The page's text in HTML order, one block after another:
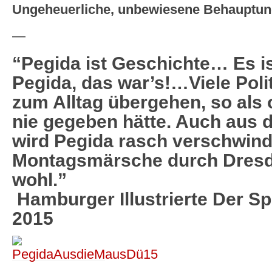
Ungeheuerliche, unbewiesene
—
“Pegida ist Geschichte… Es
Pegida, das war’s!…Viele
zum Alltag übergehen, so als
nie gegeben hätte. Auch aus
wird Pegida rasch
Montagsmärsche durch
wohl.”
Hamburger Illustrierte Der
2015